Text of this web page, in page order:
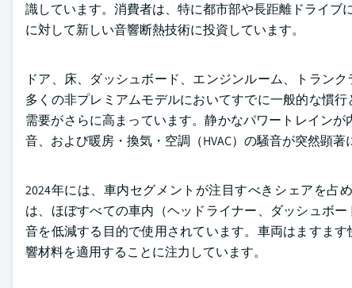
識しています。消費者は、特に都市部や長距離ドライブ
に対して新しい音響断熱技術に投資しています。
ドア、床、ダッシュボード、エンジンルーム、トラン
多くの非プレミアムモデルにおいてすでに一般的な慣
需要がさらに高まっています。静かなパワートレイン
音、および暖房・換気・空調（HVAC）の騒音が突然顕著
2024年には、車内セグメントが注目すべきシェアを
は、ほぼすべての車内（ヘッドライナー、ダッシュボ
音を低減する目的で使用されています。車両はますま
響材料を適用することに注力しています。